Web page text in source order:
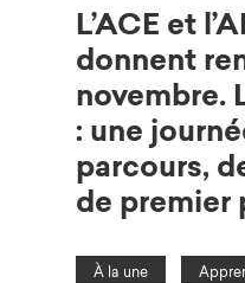
L’ACE et
donnent
novembre.
: une
parcours,
de premier
À la une